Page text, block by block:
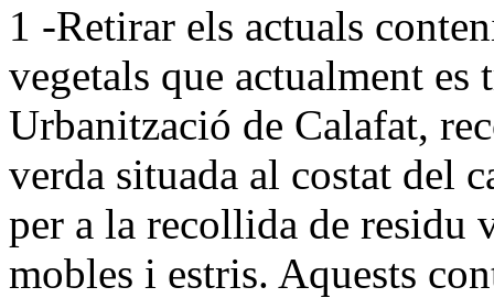
1 -Retirar els actuals
vegetals que actualment
Urbanització de Calafat,
verda situada al costat del
per a la recollida de residu
mobles i estris. Aquests